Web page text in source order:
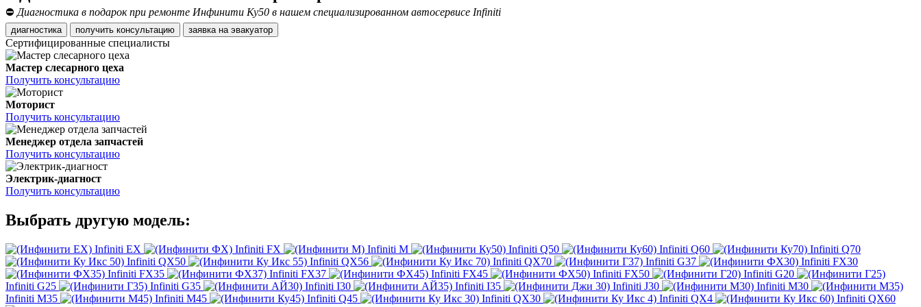
⛔ Диагностика в подарок при ремонте Инфинити Ку50 в нашем специализированном автосервисе Infiniti
диагностика получить консультацию заявка на эвакуатор
Сертифицированные специалисты
Мастер слесарного цеха
Получить консультацию
Моторист
Получить консультацию
Менеджер отдела запчастей
Получить консультацию
Электрик-диагност
Получить консультацию
Выбрать другую модель:
Infiniti EX Infiniti FX Infiniti M Infiniti Q50 Infiniti Q60
Infiniti Q70
Infiniti QX50
Infiniti QX56 Infiniti QX70 Infiniti G37
Infiniti FX30
Infiniti FX35
Infiniti FX37 Infiniti FX45 Infiniti FX50
Infiniti G20
Infiniti G25
Infiniti G35 Infiniti I30 Infiniti I35 Infiniti J30
Infiniti M30
Infiniti M35
Infiniti M45 Infiniti Q45 Infiniti QX30 Infiniti QX4
Infiniti QX60